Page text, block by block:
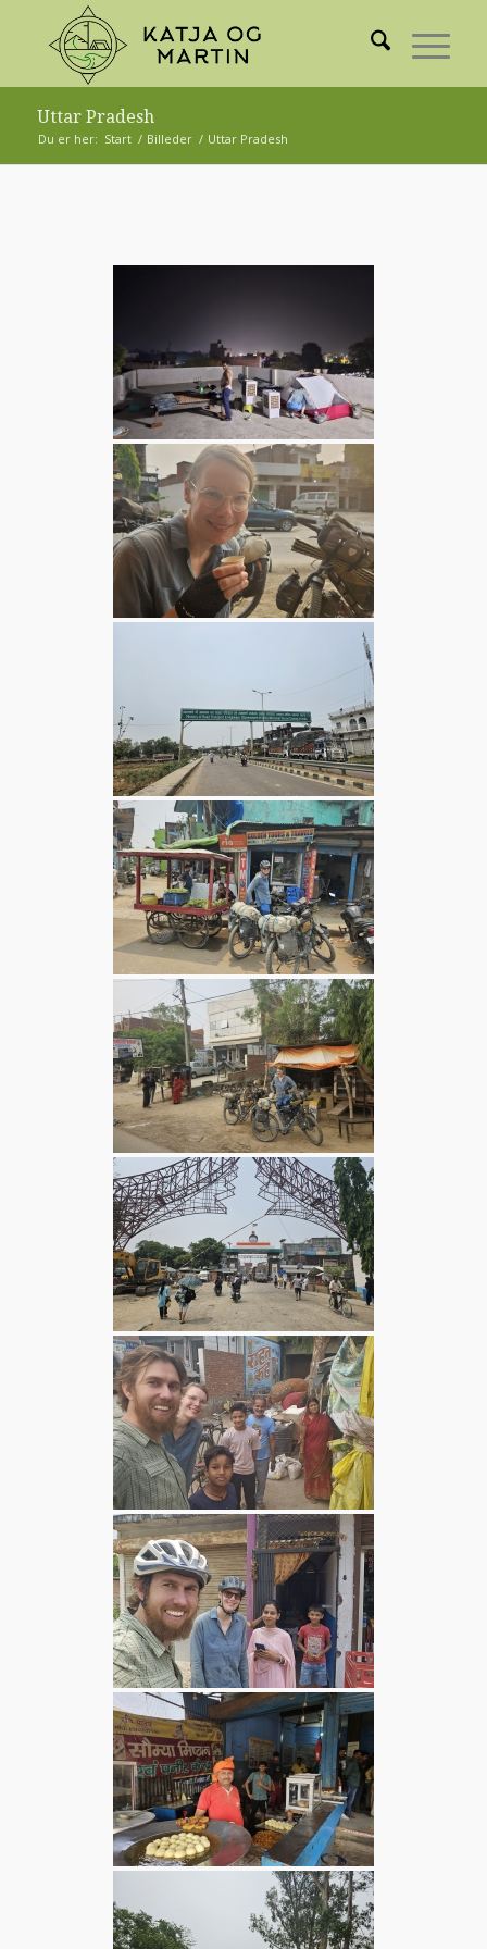
Uttar Pradesh
Du er her: Start / Billeder / Uttar Pradesh